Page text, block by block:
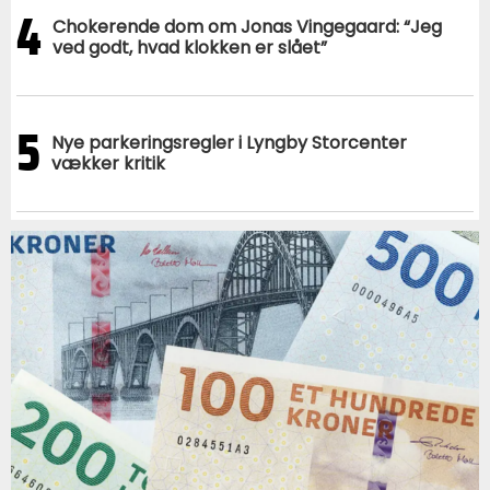
4 Chokerende dom om Jonas Vingegaard: “Jeg
ved godt, hvad klokken er slået”
5 Nye parkeringsregler i Lyngby Storcenter
vækker kritik